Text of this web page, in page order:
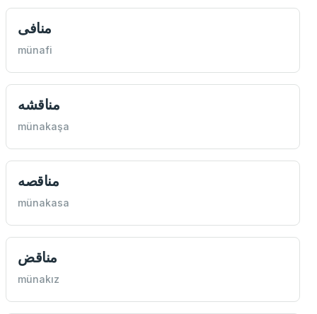
منافی
münafi
مناقشه
münakaşa
مناقصه
münakasa
مناقض
münakız